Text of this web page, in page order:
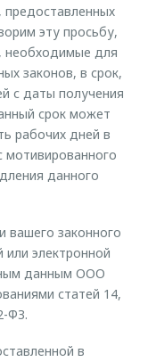
предоставленных
эту просьбу,
необходимые для
законов, в срок,
с даты получения
срок может
рабочих дней в
мотивированного
данного
законного
или электронной
данным ООО
статей 14,
ФЗ.
в